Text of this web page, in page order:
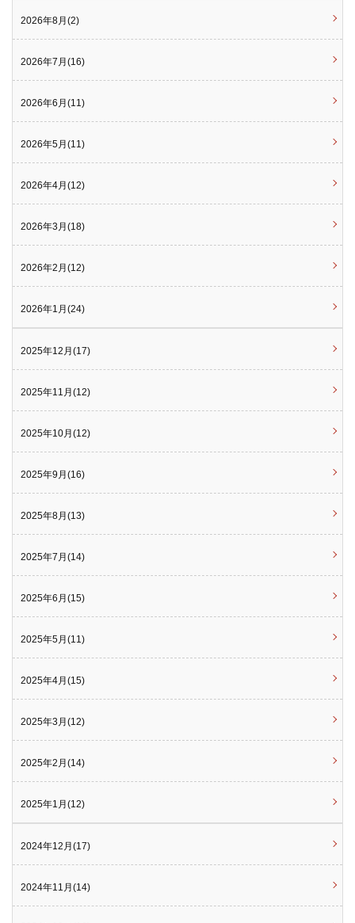
2026年8月(2)
2026年7月(16)
2026年6月(11)
2026年5月(11)
2026年4月(12)
2026年3月(18)
2026年2月(12)
2026年1月(24)
2025年12月(17)
2025年11月(12)
2025年10月(12)
2025年9月(16)
2025年8月(13)
2025年7月(14)
2025年6月(15)
2025年5月(11)
2025年4月(15)
2025年3月(12)
2025年2月(14)
2025年1月(12)
2024年12月(17)
2024年11月(14)